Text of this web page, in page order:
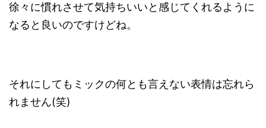
徐々に慣れさせて気持ちいいと感じてくれるように
なると良いのですけどね。
それにしてもミックの何とも言えない表情は忘れら
れません(笑)